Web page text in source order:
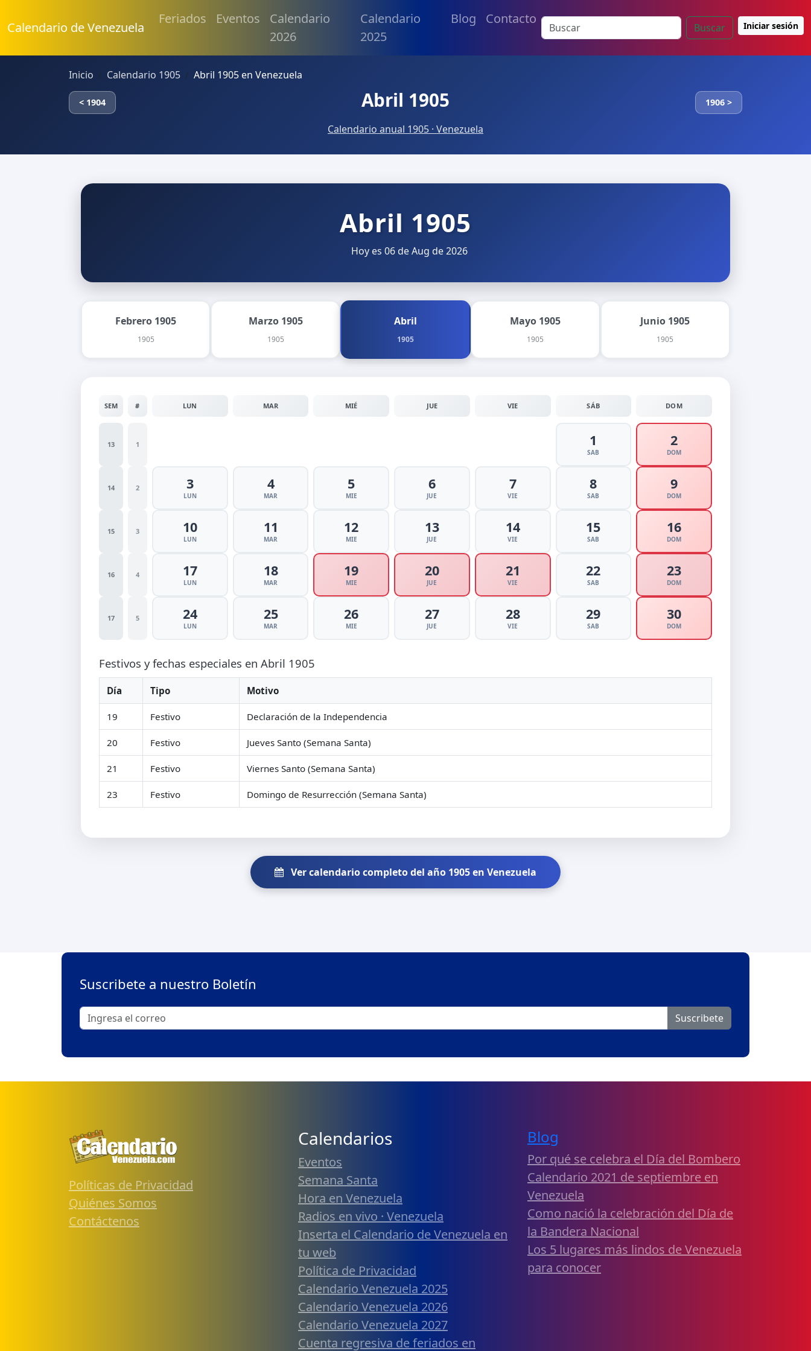
Calendario de Venezuela
Feriados Eventos
Calendario
2026
Calendario
2025
Blog Contacto
Buscar Iniciar sesión
Inicio Calendario 1905 Abril 1905 en Venezuela
< 1904 Abril 1905 1906 >
Calendario anual 1905 · Venezuela
Abril 1905
Hoy es 06 de Aug de 2026
Febrero 1905
1905
Marzo 1905
1905
Abril
1905
Mayo 1905
1905
Junio 1905
1905
SEM # LUN MAR MIÉ JUE VIE SÁB DOM
13 1 1
SAB
2
DOM
14 2 3
LUN
4
MAR
5
MIE
6
JUE
7
VIE
8
SAB
9
DOM
15 3 10
LUN
11
MAR
12
MIE
13
JUE
14
VIE
15
SAB
16
DOM
16 4 17
LUN
18
MAR
19
MIE
20
JUE
21
VIE
22
SAB
23
DOM
17 5 24
LUN
25
MAR
26
MIE
27
JUE
28
VIE
29
SAB
30
DOM
Festivos y fechas especiales en Abril 1905
Día Tipo Motivo
19 Festivo Declaración de la Independencia
20 Festivo Jueves Santo (Semana Santa)
21 Festivo Viernes Santo (Semana Santa)
23 Festivo Domingo de Resurrección (Semana Santa)
Ver calendario completo del año 1905 en Venezuela
Suscribete a nuestro Boletín
Suscribete
Políticas de Privacidad
Quiénes Somos
Contáctenos
Calendarios
Eventos
Semana Santa
Hora en Venezuela
Radios en vivo · Venezuela
Inserta el Calendario de Venezuela en
tu web
Política de Privacidad
Calendario Venezuela 2025
Calendario Venezuela 2026
Calendario Venezuela 2027
Cuenta regresiva de feriados en
Blog
Por qué se celebra el Día del Bombero
Calendario 2021 de septiembre en
Venezuela
Como nació la celebración del Día de
la Bandera Nacional
Los 5 lugares más lindos de Venezuela
para conocer